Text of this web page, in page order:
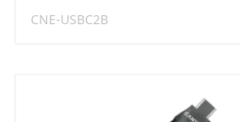
CNE-USBC2B